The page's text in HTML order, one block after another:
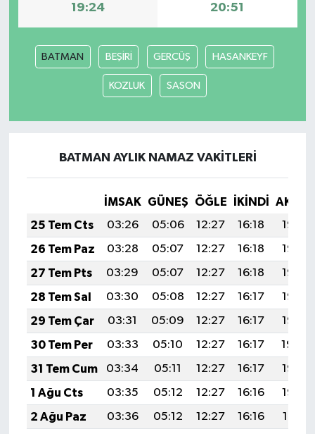
19:24 20:51
BATMAN BEŞİRİ GERCÜŞ HASANKEYF
KOZLUK SASON
BATMAN AYLIK NAMAZ VAKITLERI
İMSAK GÜNEŞ ÖĞLE İKINDI
25 Tem Cts
03:26 05:06 12:27 16:18
19:38
26 Tem Paz
03:28 05:07 12:27 16:18
19:38
27 Tem Pts
03:29 05:07 12:27 16:18
19:37
28 Tem Sal
03:30 05:08 12:27 16:17
19:36
29 Tem Çar
03:31 05:09 12:27 16:17
19:35
30 Tem Per
03:33 05:10 12:27 16:17
19:34
31 Tem Cum
03:34 05:11 12:27 16:17
19:33
1 Ağu Cts
03:35 05:12 12:27 16:16
19:32
2 Ağu Paz
03:36 05:12 12:27 16:16
19:31